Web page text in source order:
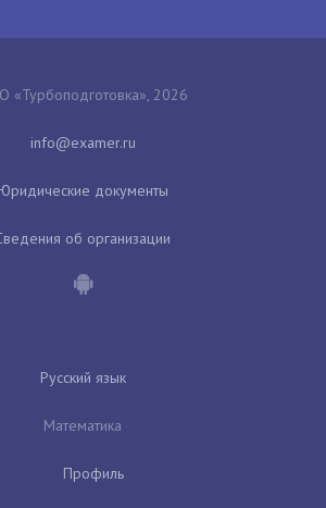
«Турбоподготовка», 2026
Юридические документы
об организации
Русский язык
Математика
Профиль